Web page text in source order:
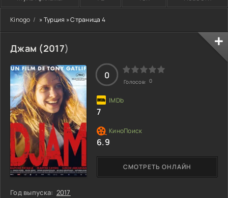
Kinogo » Турция » Страница 4
Джам (2017)
Год выпуска: 2017
СМОТРЕТЬ ОНЛАЙН
0
Голосов: 0
7
6.9